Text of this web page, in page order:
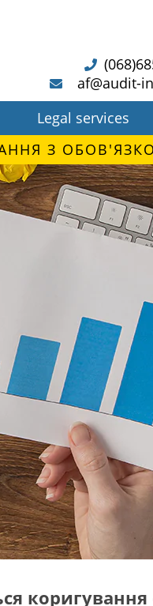
af@audit-
Legal services
З
коригування